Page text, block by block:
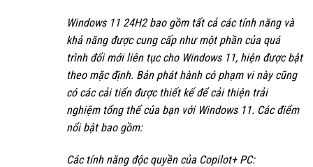
Windows 11 24H2 bao gồm tất cả các tính năng và
khả năng được cung cấp như một phần của quá
trình đổi mới liên tục cho Windows 11, hiện được bật
theo mặc định. Bản phát hành có phạm vi này cũng
có các cải tiến được thiết kế để cải thiện trải
nghiệm tổng thể của bạn với Windows 11. Các điểm
nổi bật bao gồm:
Các tính năng độc quyền của Copilot+ PC: